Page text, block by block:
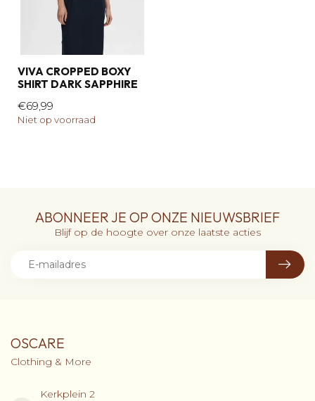
VIVA CROPPED BOXY
SHIRT DARK SAPPHIRE
€69,99
Niet op voorraad
ABONNEER JE OP ONZE NIEUWSBRIEF
Blijf op de hoogte over onze laatste acties
OSCARE
Clothing & More
Kerkplein 2